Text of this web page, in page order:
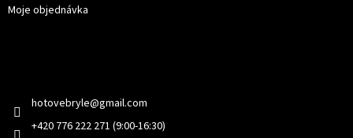
Moje objednávka
hotovebryle@gmail.com
+420 776 222 271 (9:00-16:30)